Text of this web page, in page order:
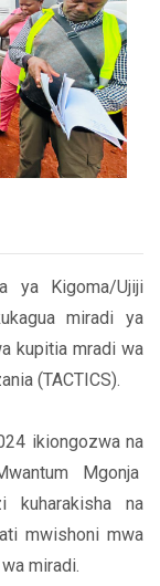
ya Kigoma/Ujiji
miradi ya
kupitia mradi wa
(TACTICS).
ikiongozwa na
Mgonja
kuharakisha na
mwishoni mwa
miradi.